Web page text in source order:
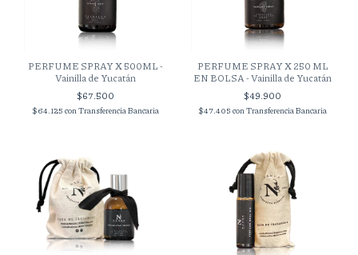
PERFUME SPRAY X 500ML -
Vainilla de Yucatán
$67.500
$64.125 conTransferencia Bancaria
PERFUME SPRAY X 250 ML
EN BOLSA - Vainilla de Yucatán
$49.900
$47.405 conTransferencia Bancaria